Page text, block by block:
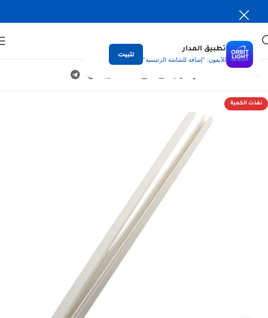
تطبيق المدار
للآيفون: "إضافة للشاشة الرئيسية"
تثبيت
نفذت الكمية